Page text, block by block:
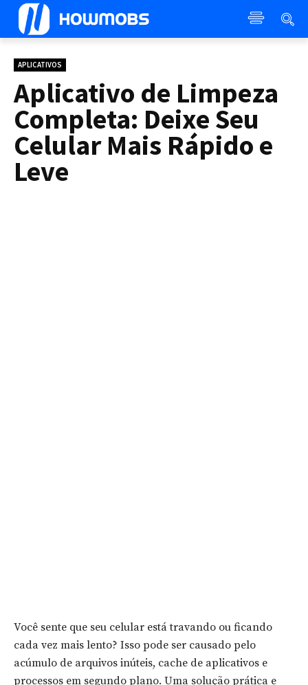
APLICATIVOS
Aplicativo de Limpeza
Completa: Deixe Seu
Celular Mais Rápido e
Leve
Você sente que seu celular está travando ou ficando
cada vez mais lento? Isso pode ser causado pelo
acúmulo de arquivos inúteis, cache de aplicativos e
processos em segundo plano. Uma solução prática e